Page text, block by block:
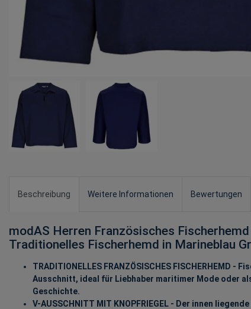
Beschreibung Weitere Informationen Bewertungen
modAS Herren Französisches
Traditionelles Fischerhemd in Marineblau
TRADITIONELLES FRANZÖSISCHES FISCHERHEMD -
Ausschnitt, ideal für Liebhaber maritimer Mode oder
Geschichte.
V-AUSSCHNITT MIT KNOPFRIEGEL - Der innen